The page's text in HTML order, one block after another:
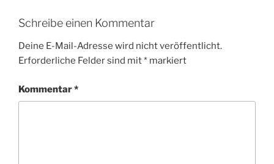
Schreibe einen Kommentar
Deine E-Mail-Adresse wird nicht veröffentlicht.
Erforderliche Felder sind mit* markiert
Kommentar*